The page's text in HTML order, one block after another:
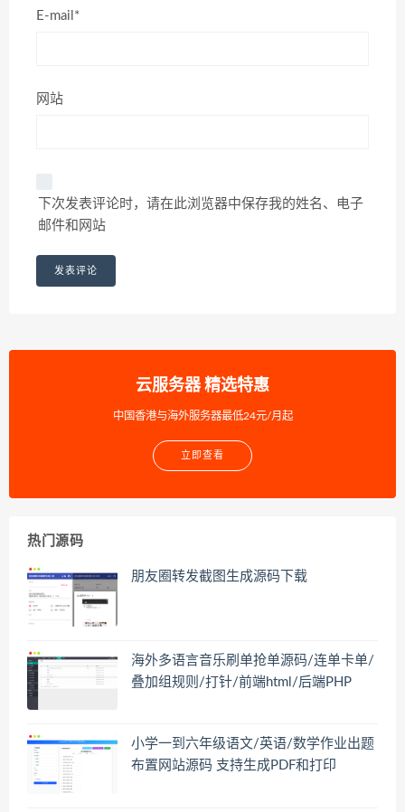
E-mail*
网站
下次发表评论时，请在此浏览器中保存我的姓名、电子
邮件和网站
云服务器 精选特惠
中国香港与海外服务器最低24元/月起
立即查看
热门源码
朋友圈转发截图生成源码下载
海外多语言音乐刷单抢单源码/连单卡单/
叠加组规则/打针/前端html/后端PHP
小学一到六年级语文/英语/数学作业出题
布置网站源码 支持生成PDF和打印